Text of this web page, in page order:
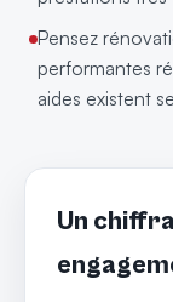
Pensez
performantes
aides existent
Un